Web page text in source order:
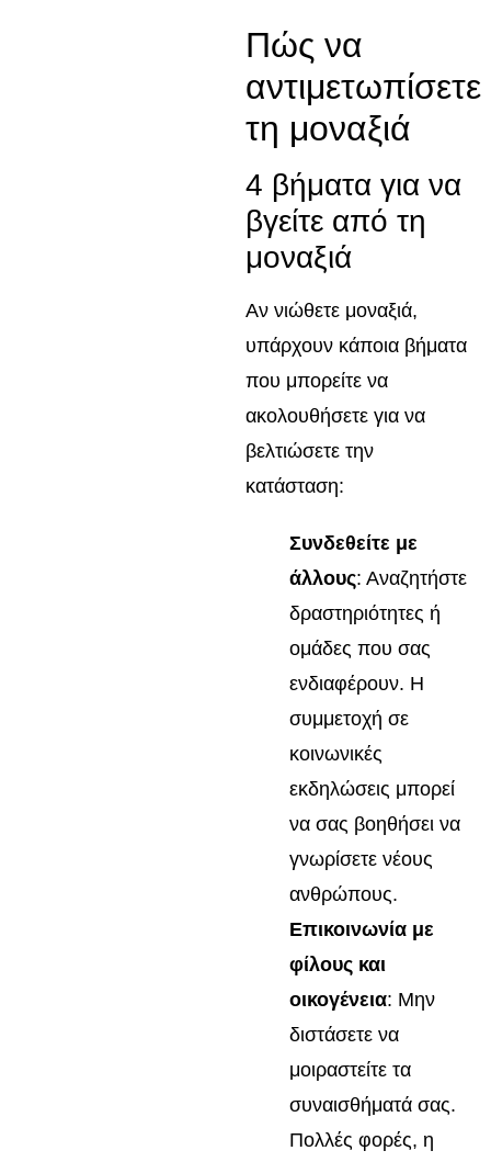
Πώς να
αντιμετωπίσετε
τη μοναξιά
4 βήματα για να
βγείτε από τη
μοναξιά
Αν νιώθετε μοναξιά,
υπάρχουν κάποια βήματα
που μπορείτε να
ακολουθήσετε για να
βελτιώσετε την
κατάσταση:
Συνδεθείτε με
άλλους: Αναζητήστε
δραστηριότητες ή
ομάδες που σας
ενδιαφέρουν. Η
συμμετοχή σε
κοινωνικές
εκδηλώσεις μπορεί
να σας βοηθήσει να
γνωρίσετε νέους
ανθρώπους.
Επικοινωνία με
φίλους και
οικογένεια: Μην
διστάσετε να
μοιραστείτε τα
συναισθήματά σας.
Πολλές φορές, η